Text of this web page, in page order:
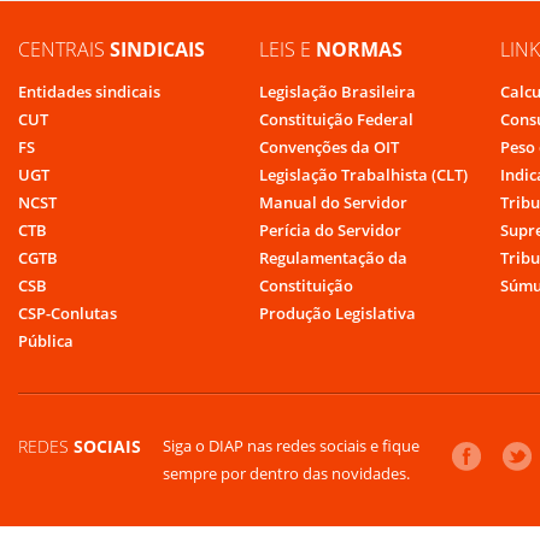
CENTRAIS SINDICAIS
Entidades sindicais
CUT
FS
UGT
NCST
CTB
CGTB
CSB
CSP-Conlutas
Pública
LEIS E NORMAS
Legislação Brasileira
Constituição Federal
Convenções da OIT
Legislação Trabalhista (CLT)
Manual do Servidor
Perícia do Servidor
Regulamentação da
Constituição
Produção Legislativa
REDES SOCIAIS
Siga o DIAP nas redes sociais e fique
sempre por dentro das novidades.